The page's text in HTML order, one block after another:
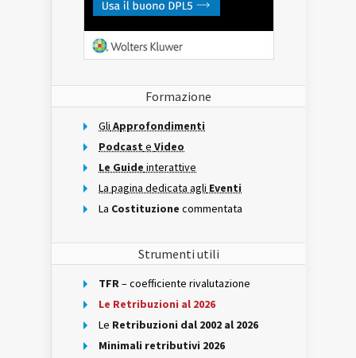
Formazione
Gli Approfondimenti
Podcast e Video
Le Guide interattive
La pagina dedicata agli Eventi
La Costituzione commentata
Strumenti utili
TFR– coefficiente rivalutazione
Le Retribuzioni al 2026
Le Retribuzioni dal 2002 al 2026
Minimali retributivi 2026